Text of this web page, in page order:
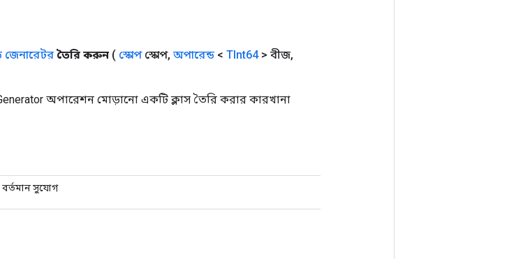
জেনারেটর তৈরি করুন ( স্কোপস্কোপ, অপারেন্ড < TInt64> বীজ,
অপারেশন মোড়ানো একটি ক্লাস তৈরি করার কারখানা
বর্তমান সুযোগ